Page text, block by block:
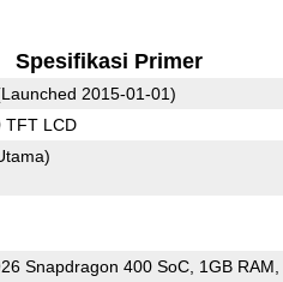
Spesifikasi Primer
2015-01-01)
TFT LCD
Snapdragon 400 SoC 1GB RAM